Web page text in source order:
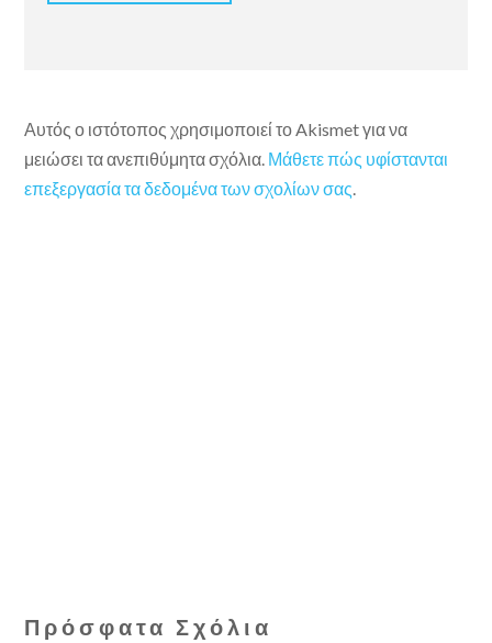
Αυτός ο ιστότοπος χρησιμοποιεί το Akismet για να
μειώσει τα ανεπιθύμητα σχόλια. Μάθετε πώς υφίστανται
επεξεργασία τα δεδομένα των σχολίων σας
Πρόσφατα Σχόλια